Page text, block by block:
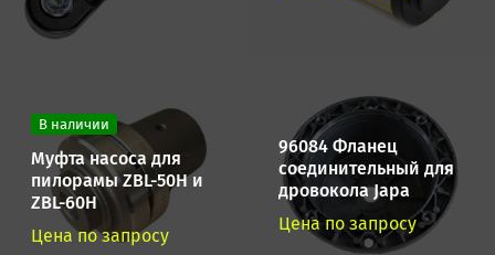
В наличии
Муфта насоса для
пилорамы ZBL-50H и
ZBL-60H
Цена по запросу
96084 Фланец
соединительный для
дровокола Japa
Цена по запросу